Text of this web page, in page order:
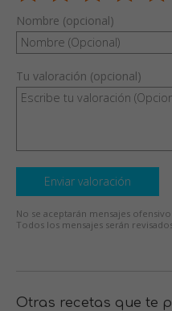
Nombre (opcional)
Tu valoración (opcional)
Enviar valoración
No se aceptarán mensajes
Todos los mensajes serán
Otras recetas que te